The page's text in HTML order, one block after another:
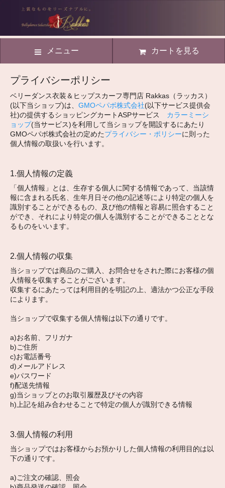
メニュー カートを見る
プライバシーポリシー
ベリーダンス衣装＆ヒップスカーフ専門店 Rakkas（ラッカス）
(以下当ショップ)は、 GMOペパボ株式会社(以下サービス提供会
社)の提供するショッピングカートASPサービス カラーミーシ
ョップ(当サービス)を利用して当ショップを開設するにあたり
GMOペパボ株式会社の定めたプライバシー・ポリシーに則った
個人情報の取扱いを行います。
1.個人情報の定義
「個人情報」とは、生存する個人に関する情報であって、当該情
報に含まれる氏名、生年月日その他の記述等により特定の個人を
識別することができるもの、及び他の情報と容易に照合すること
ができ、それにより特定の個人を識別することができることとな
るものをいいます。
2.個人情報の収集
当ショップでは商品のご購入、お問合せをされた際にお客様の個
人情報を収集することがございます。
収集するにあたっては利用目的を明記の上、適法かつ公正な手段
によります。
当ショップで収集する個人情報は以下の通りです。
a)お名前、フリガナ
b)ご住所
c)お電話番号
d)メールアドレス
e)パスワード
f)配送先情報
g)当ショップとのお取引履歴及びその内容
h)上記を組み合わせることで特定の個人が識別できる情報
3.個人情報の利用
当ショップではお客様からお預かりした個人情報の利用目的は以
下の通りです。
a)ご注文の確認、照会